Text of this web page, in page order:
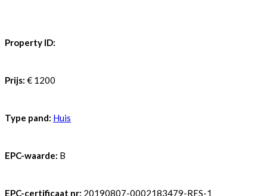
Property ID:
Prijs: € 1200
Type pand: Huis
EPC-waarde: B
EPC-certificaat nr: 20190807-0002183479-RES-1